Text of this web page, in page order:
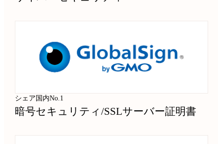
シェア国内No.1
暗号セキュリティ/SSLサーバー証明書